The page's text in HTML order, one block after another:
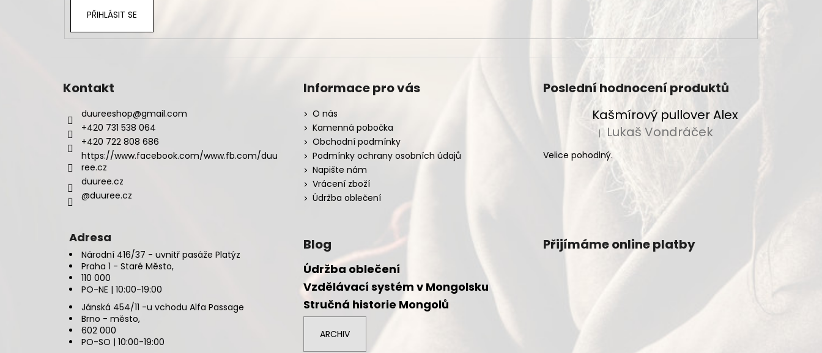
PŘIHLÁSIT SE
Kontakt
duureeshop@gmail.com
+420 731 538 064
+420 722 808 686
https://www.facebook.com/www.fb.com/duu
ree.cz
duuree.cz
@duuree.cz
Informace pro vás
O nás
Kamenná pobočka
Obchodní podmínky
Podmínky ochrany osobních údajů
Napište nám
Vrácení zboží
Údržba oblečení
Poslední hodnocení produktů
Kašmírový pullover Alex
Hodnocení produktu je 5 z 5 hvězdiček.
| Lukaš Vondráček
Velice pohodlný.
Adresa
Národní 416/37 - uvnitř pasáže Platýz
Praha 1 - Staré Město,
110 000
PO-NE | 10:00-19:00
Jánská 454/11 -u vchodu Alfa Passage
Brno - město,
602 000
PO-SO | 10:00-19:00
Blog
Údržba oblečení
Vzdělávací systém v Mongolsku
Stručná historie Mongolů
ARCHIV
Přijímáme online platby